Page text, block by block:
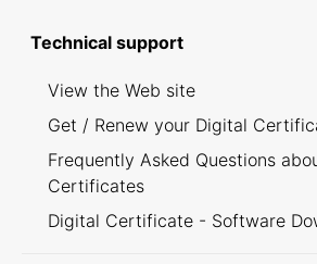
Technical support
View the Web site
Get / Renew your Digital
Frequently Asked Questions
Certificates
Digital Certificate - Software